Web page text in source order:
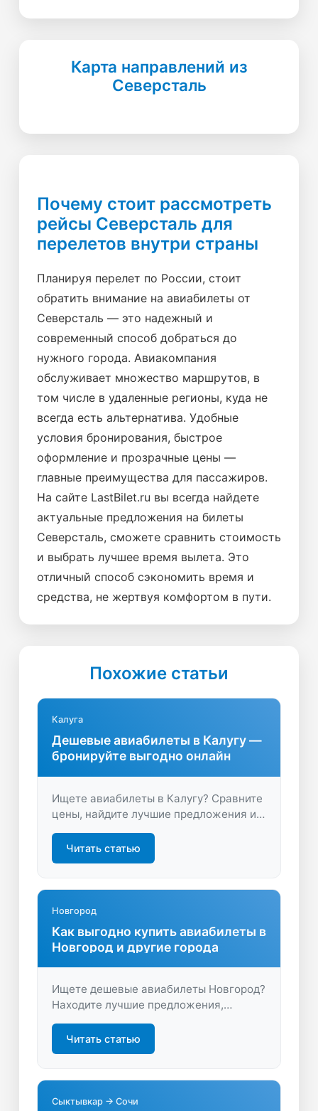
Карта направлений из
Северсталь
Почему стоит рассмотреть
рейсы Северсталь для
перелетов внутри страны
Планируя перелет по России, стоит
обратить внимание на авиабилеты от
Северсталь — это надежный и
современный способ добраться до
нужного города. Авиакомпания
обслуживает множество маршрутов, в
том числе в удаленные регионы, куда не
всегда есть альтернатива. Удобные
условия бронирования, быстрое
оформление и прозрачные цены —
главные преимущества для пассажиров.
На сайте LastBilet.ru вы всегда найдете
актуальные предложения на билеты
Северсталь, сможете сравнить стоимость
и выбрать лучшее время вылета. Это
отличный способ сэкономить время и
средства, не жертвуя комфортом в пути.
Похожие статьи
Калуга
Дешевые авиабилеты в Калугу —
бронируйте выгодно онлайн
Ищете авиабилеты в Калугу? Сравните
цены, найдите лучшие предложения и
Удобный поиск и экономия времени —
начните планировать свое путешествие
Читать статью
Новгород
Как выгодно купить авиабилеты в
Новгород и другие города
Ищете дешевые авиабилеты Новгород?
Находите лучшие предложения,
сравнивайте цены и экономьте время.
Удобный подбор рейсов и выгодные
условия покупки ждут вас на нашем
Читать статью
Сыктывкар → Сочи